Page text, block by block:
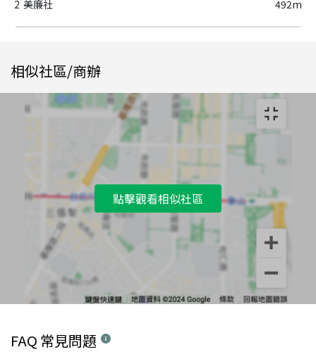
2 美廉社 492m
相似社區/商辦
點擊觀看相似社區
FAQ 常見問題